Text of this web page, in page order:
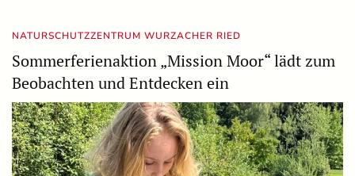
NATURSCHUTZZENTRUM WURZACHER RIED
Sommerferienaktion „Mission Moor“ lädt zum
Beobachten und Entdecken ein